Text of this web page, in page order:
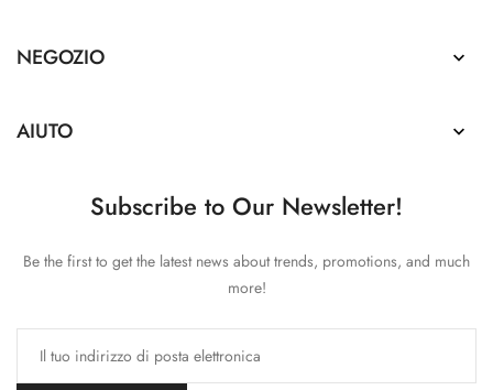
NEGOZIO 
AIUTO 
Subscribe to Our Newsletter!
Be the first to get the latest news about trends, promotions, and much
more!